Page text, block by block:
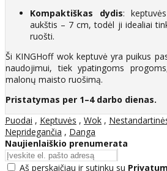
Kompaktiškas dydis:
aukštis – 7 cm, todėl ji idealiai
ruošti.​
Ši KINGHoff wok keptuvė yra puikus
naudojimui, tiek ypatingoms
malonų maisto ruošimą.​
Pristatymas per 1–4 darbo dienas.
Puodai , Keptuvės , Wok ,
Nepridegančia , Danga
Naujienlaiškio prenumerata
Aš perskaičiau ir sutinku su